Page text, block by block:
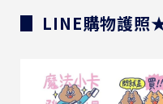
▊ LINE購物護照